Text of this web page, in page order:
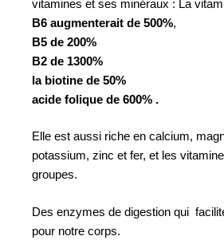
vitamines et ses minéraux : La
B6 augmenterait de 500%,
B5 de 200%
B2 de 1300%
la biotine de 50%
acide folique de 600% .
Elle est aussi riche en calcium,
potassium, zinc et fer, et les
groupes.
Des enzymes de digestion qui
pour notre corps.